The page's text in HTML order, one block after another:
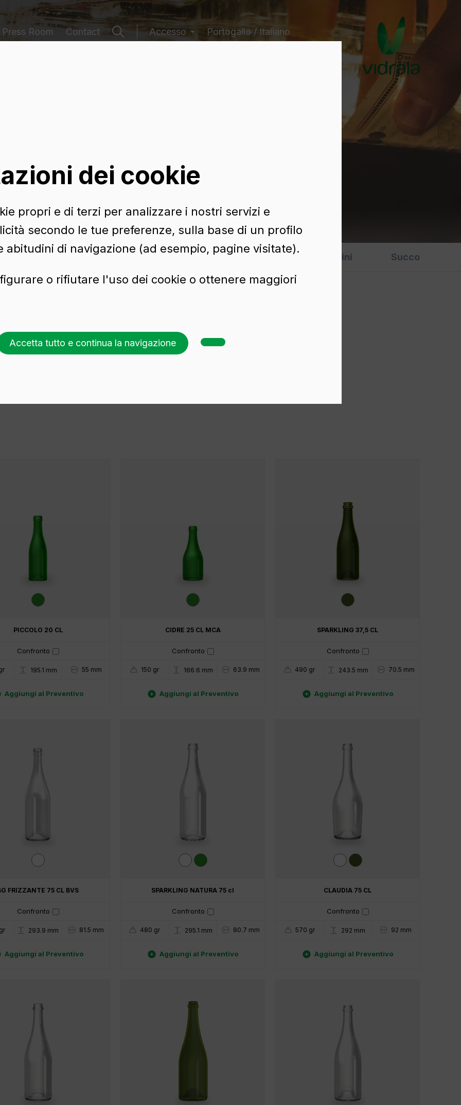
Press Room Contact Accesso Portogallo / Italiano
Spumante Liquori Varios Vini Succo
PICCOLO 20 CL
Confronto
195.1 mm 55 mm
Aggiungi al Preventivo
CIDRE 25 CL MCA
Confronto
150 gr 166.6 mm 63.9 mm
 Aggiungi al Preventivo
SPARKLING 37,5 CL
Confronto
490 gr 243.5 mm 70.5 mm
 Aggiungi al Preventivo
FRIZZANTE 75 CL BVS
Confronto
293.9 mm 81.5 mm
Aggiungi al Preventivo
SPARKLING NATURA 75 cl
Confronto
480 gr 295.1 mm 80.7 mm
 Aggiungi al Preventivo
CLAUDIA 75 CL
Confronto
570 gr 292 mm 92 mm
 Aggiungi al Preventivo
dei cookie
propri e di terzi per analizzare i nostri servizi e
secondo le tue preferenze, sulla base di un profilo
abitudini di navigazione (ad esempio, pagine visitate).
o rifiutare l'uso dei cookie o ottenere maggiori
Accetta tutto e continua la navigazione